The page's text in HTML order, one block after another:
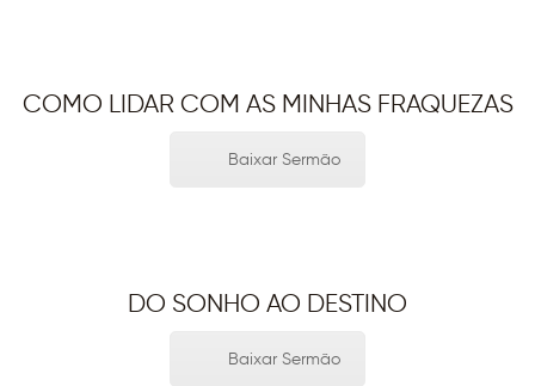
COMO LIDAR COM AS MINHAS FRAQUEZAS
Baixar Sermão
DO SONHO AO DESTINO
Baixar Sermão